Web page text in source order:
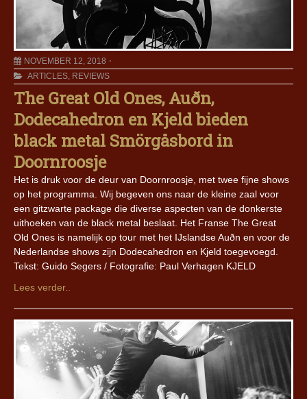
NOVEMBER 12, 2018
ARTICLES, REVIEWS
The Great Old Ones, Auðn,
Dodecahedron en Kjeld bieden
black metal Smörgåsbord in
Doornroosje
Het is druk voor de deur van Doornroosje, met twee fijne shows
op het programma. Wij begeven ons naar de kleine zaal voor
een gitzwarte package die diverse aspecten van de donkerste
uithoeken van de black metal beslaat. Het Franse The Great
Old Ones is namelijk op tour met het IJslandse Auðn en voor de
Nederlandse shows zijn Dodecahedron en Kjeld toegevoegd.
Tekst: Guido Segers / Fotografie: Paul Verhagen KJELD
Lees verder..